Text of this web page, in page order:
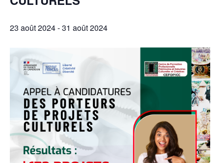
23 août 2024-31 août 2024